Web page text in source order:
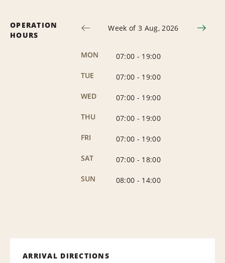
OPERATION
HOURS
Week of 3 Aug, 2026
MON 07:00 - 19:00
TUE
07:00 - 19:00
WED
07:00 - 19:00
THU
07:00 - 19:00
FRI
07:00 - 19:00
SAT
07:00 - 18:00
SUN
08:00 - 14:00
ARRIVAL DIRECTIONS